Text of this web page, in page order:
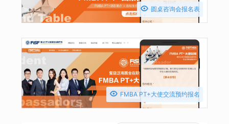
 圆桌咨询会报名表
 FMBA PT+大使交流预约报名